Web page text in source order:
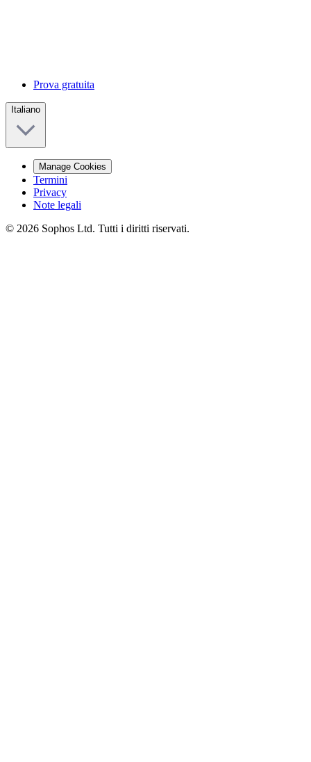
Prova gratuita
Italiano
Manage Cookies
Termini
Privacy
Note legali
© 2026 Sophos Ltd. Tutti i diritti riservati.